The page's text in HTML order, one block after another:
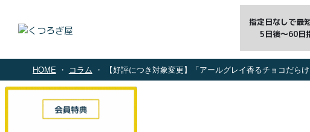
指定日なしで最
5日後〜60日
HOME コラム 【好評につき対象変更】「アールグレイ香るチョコだらけクッキー缶」ご購入で、とろ生チョコレート